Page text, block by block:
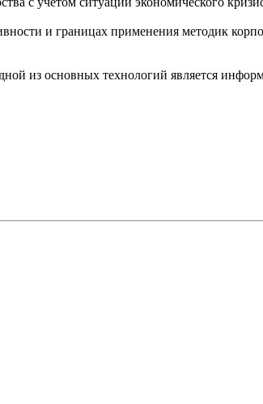
и границах применения методик
из основных технологий является